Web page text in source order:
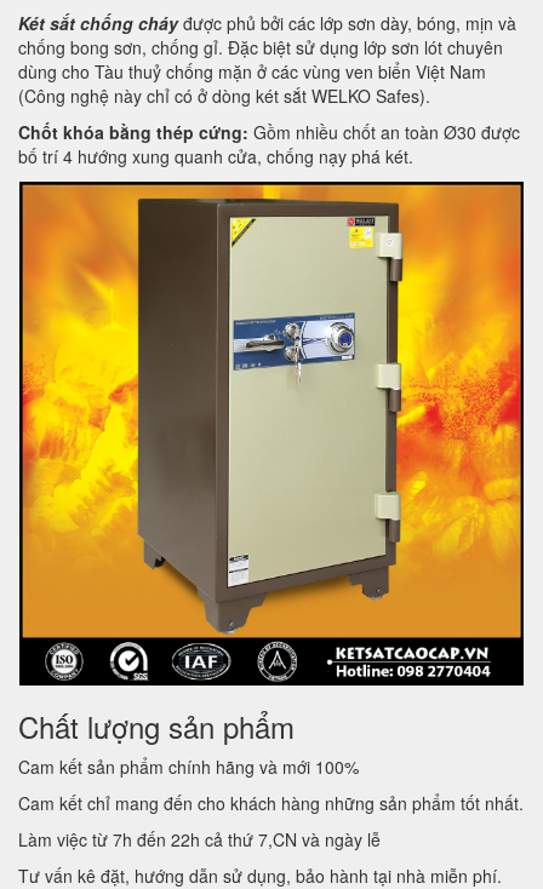
Két sắt chống cháyđược phủ bởi các lớp sơn dày, bóng, mịn và
chống bong sơn, chống gỉ. Đặc biệt sử dụng lớp sơn lót chuyên
dùng cho Tàu thuỷ chống mặn ở các vùng ven biển Việt Nam
(Công nghệ này chỉ có ở dòng két sắt WELKO Safes).
Chốt khóa bằng thép cứng: Gồm nhiều chốt an toàn Ø30 được
bố trí 4 hướng xung quanh cửa, chống nạy phá két.
Chất lượng sản phẩm
Cam kết sản phẩm chính hãng và mới 100%
Cam kết chỉ mang đến cho khách hàng những sản phẩm tốt nhất.
Làm việc từ 7h đến 22h cả thứ 7,CN và ngày lễ
Tư vấn kê đặt, hướng dẫn sử dụng, bảo hành tại nhà miễn phí.